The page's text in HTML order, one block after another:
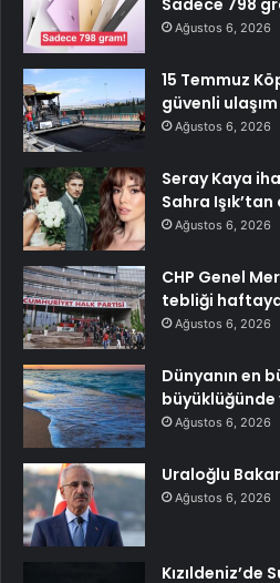
Sadece 798
Ağustos 6, 2026
15 Temmuz
güvenli ulaşım
Ağustos 6, 2026
Seray Kaya
Sahra
Ağustos 6, 2026
CHP Genel
tebliği
Ağustos 6, 2026
Dünyanın en
büyüklüğünde
Ağustos 6, 2026
Uraloğlu
Ağustos 6, 2026